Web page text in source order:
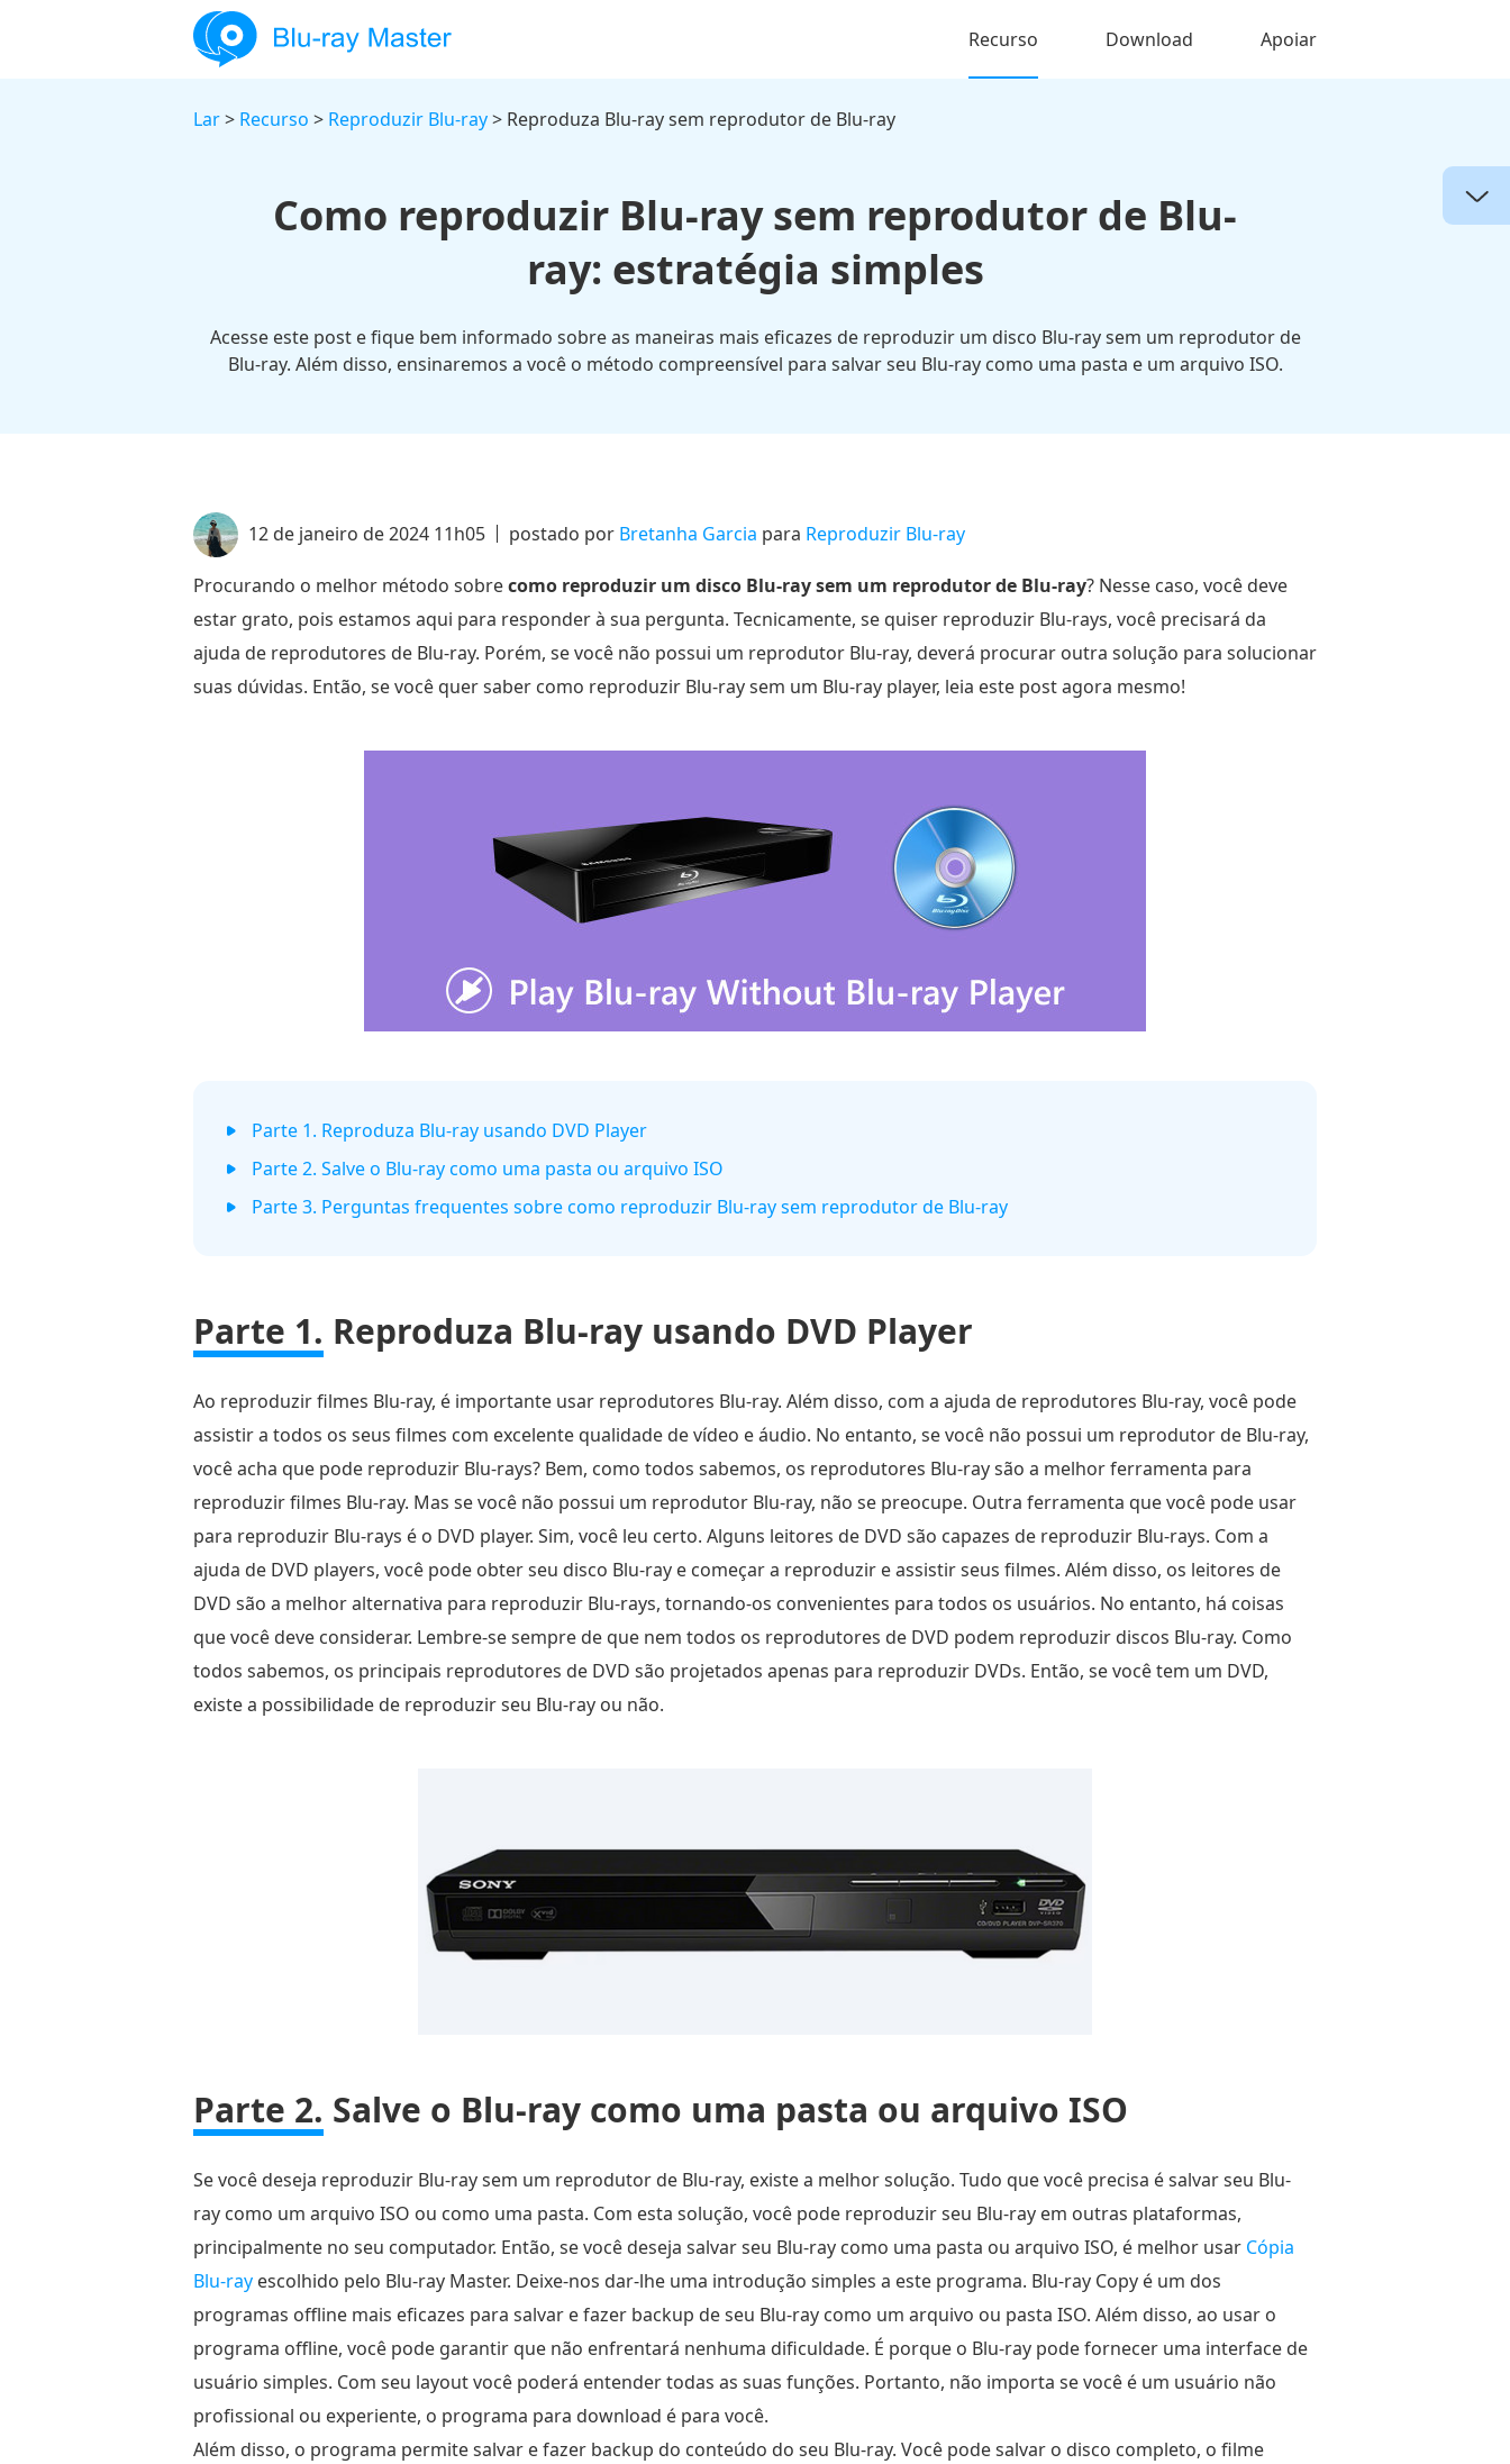
Recurso Download Apoiar
Lar> Recurso > Reproduzir Blu-ray> Reproduza Blu-ray sem reprodutor de Blu-ray
Como reproduzir Blu-ray sem reprodutor de Blu-
ray: estratégia simples
Acesse este post e fique bem informado sobre as maneiras mais eficazes de reproduzir um disco Blu-ray sem um reprodutor de
Blu-ray. Além disso, ensinaremos a você o método compreensível para salvar seu Blu-ray como uma pasta e um arquivo ISO.
12 de janeiro de 2024 11h05 postado por Bretanha Garcia para Reproduzir Blu-ray
Procurando o melhor método sobrecomo reproduzir um disco Blu-ray sem um reprodutor de Blu-ray? Nesse caso, você deve
estar grato, pois estamos aqui para responder à sua pergunta. Tecnicamente, se quiser reproduzir Blu-rays, você precisará da
ajuda de reprodutores de Blu-ray. Porém, se você não possui um reprodutor Blu-ray, deverá procurar outra solução para solucionar
suas dúvidas. Então, se você quer saber como reproduzir Blu-ray sem um Blu-ray player, leia este post agora mesmo!
Parte 1. Reproduza Blu-ray usando DVD Player
Parte 2. Salve o Blu-ray como uma pasta ou arquivo ISO
Parte 3. Perguntas frequentes sobre como reproduzir Blu-ray sem reprodutor de Blu-ray
Parte 1. Reproduza Blu-ray usando DVD Player
Ao reproduzir filmes Blu-ray, é importante usar reprodutores Blu-ray. Além disso, com a ajuda de reprodutores Blu-ray, você pode
assistir a todos os seus filmes com excelente qualidade de vídeo e áudio. No entanto, se você não possui um reprodutor de Blu-ray,
você acha que pode reproduzir Blu-rays? Bem, como todos sabemos, os reprodutores Blu-ray são a melhor ferramenta para
reproduzir filmes Blu-ray. Mas se você não possui um reprodutor Blu-ray, não se preocupe. Outra ferramenta que você pode usar
para reproduzir Blu-rays é o DVD player. Sim, você leu certo. Alguns leitores de DVD são capazes de reproduzir Blu-rays. Com a
ajuda de DVD players, você pode obter seu disco Blu-ray e começar a reproduzir e assistir seus filmes. Além disso, os leitores de
DVD são a melhor alternativa para reproduzir Blu-rays, tornando-os convenientes para todos os usuários. No entanto, há coisas
que você deve considerar. Lembre-se sempre de que nem todos os reprodutores de DVD podem reproduzir discos Blu-ray. Como
todos sabemos, os principais reprodutores de DVD são projetados apenas para reproduzir DVDs. Então, se você tem um DVD,
existe a possibilidade de reproduzir seu Blu-ray ou não.
Parte 2. Salve o Blu-ray como uma pasta ou arquivo ISO
Se você deseja reproduzir Blu-ray sem um reprodutor de Blu-ray, existe a melhor solução. Tudo que você precisa é salvar seu Blu-
ray como um arquivo ISO ou como uma pasta. Com esta solução, você pode reproduzir seu Blu-ray em outras plataformas,
principalmente no seu computador. Então, se você deseja salvar seu Blu-ray como uma pasta ou arquivo ISO, é melhor usar Cópia
Blu-ray escolhido pelo Blu-ray Master. Deixe-nos dar-lhe uma introdução simples a este programa. Blu-ray Copy é um dos
programas offline mais eficazes para salvar e fazer backup de seu Blu-ray como um arquivo ou pasta ISO. Além disso, ao usar o
programa offline, você pode garantir que não enfrentará nenhuma dificuldade. É porque o Blu-ray pode fornecer uma interface de
usuário simples. Com seu layout você poderá entender todas as suas funções. Portanto, não importa se você é um usuário não
profissional ou experiente, o programa para download é para você.
Além disso, o programa permite salvar e fazer backup do conteúdo do seu Blu-ray. Você pode salvar o disco completo, o filme